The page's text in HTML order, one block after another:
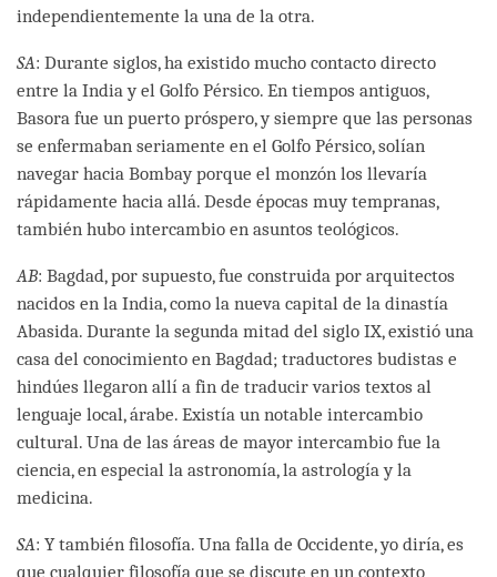
independientemente la una de la otra.
SA: Durante siglos, ha existido mucho contacto directo
entre la India y el Golfo Pérsico. En tiempos antiguos,
Basora fue un puerto próspero, y siempre que las personas
se enfermaban seriamente en el Golfo Pérsico, solían
navegar hacia Bombay porque el monzón los llevaría
rápidamente hacia allá. Desde épocas muy tempranas,
también hubo intercambio en asuntos teológicos.
AB: Bagdad, por supuesto, fue construida por arquitectos
nacidos en la India, como la nueva capital de la dinastía
Abasida. Durante la segunda mitad del siglo IX, existió una
casa del conocimiento en Bagdad; traductores budistas e
hindúes llegaron allí a fin de traducir varios textos al
lenguaje local, árabe. Existía un notable intercambio
cultural. Una de las áreas de mayor intercambio fue la
ciencia, en especial la astronomía, la astrología y la
medicina.
SA: Y también filosofía. Una falla de Occidente, yo diría, es
que cualquier filosofía que se discute en un contexto